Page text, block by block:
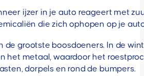
ijzer in je auto reageert met
die zich ophopen op je
de grootste boosdoeners. In de
het metaal, waardoor het
dorpels en rond de bumpers.